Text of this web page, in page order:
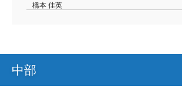
橋本 佳英
中部